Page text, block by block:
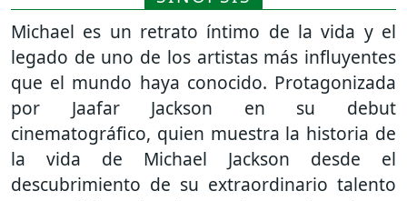
Michael es un retrato íntimo de la vida y el
legado de uno de los artistas más influyentes
que el mundo haya conocido. Protagonizada
por Jaafar Jackson en su debut
cinematográfico, quien muestra la historia de
la vida de Michael Jackson desde el
descubrimiento de su extraordinario talento